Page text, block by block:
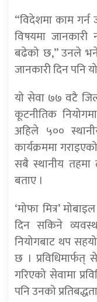
“विदेशमा काम
विषयमा
बढेको छ,” उनले
जानकारी दिन पनि
यो सेवा ७७ वटै
कूटनीतिक
अहिले ५००
कार्यक्रममा
सबै स्थानीय तहमा
बताए ।
‘मोफा मित्र’
दिन सकिने
नियोगबाट थप
छ ।
गरिएको सेवामा
पनि उनको